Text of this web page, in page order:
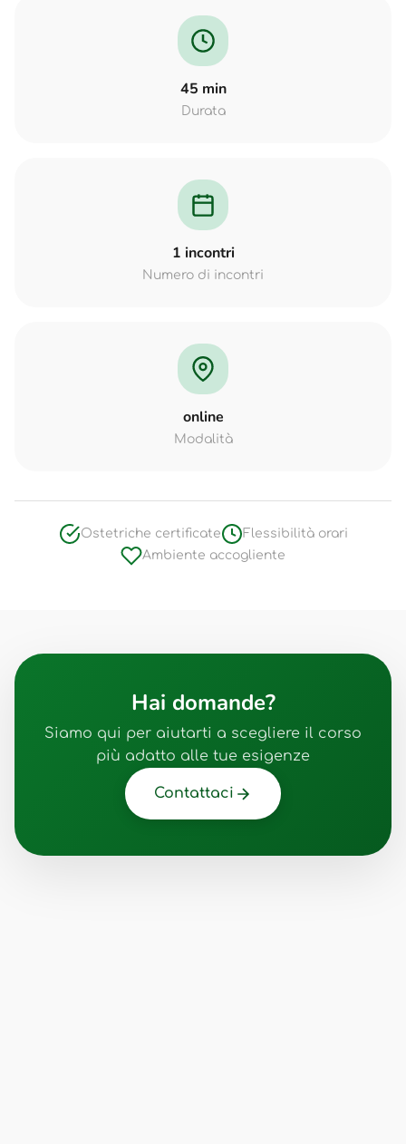
45 min
Durata
1 incontri
Numero di incontri
online
Modalità
Ostetriche certificate
Flessibilità orari
Ambiente accogliente
Hai domande?
Siamo qui per aiutarti a scegliere il corso
più adatto alle tue esigenze
Contattaci